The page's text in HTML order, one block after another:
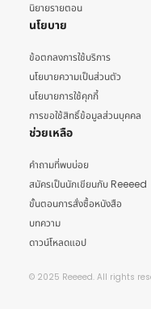
นิยายรายตอน
นโยบาย
ข้อตกลงการใช้บริการ
นโยบายความเป็นส่วนตัว
นโยบายการใช้คุกกี้
การขอใช้สิทธิ์ข้อมูลส่วนบุคคล
ช่วยเหลือ
คำถามที่พบบ่อย
สมัครเป็นนักเขียนกับ Reeeed
ขั้นตอนการสั่งซื้อหนังสือ
บทความ
ดาวน์โหลดแอป
© 2025 Reeeed. All rights